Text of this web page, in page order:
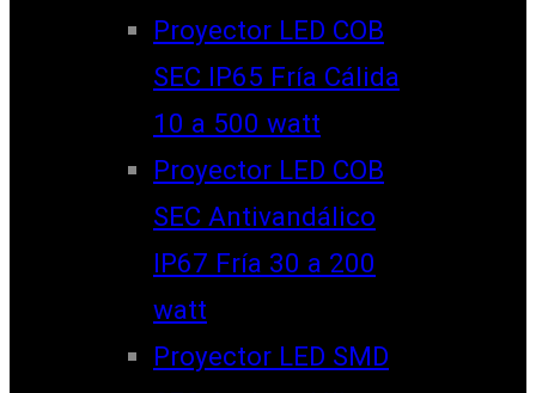
Proyector LED COB
SEC IP65 Fría Cálida
10 a 500 watt
Proyector LED COB
SEC Antivandálico
IP67 Fría 30 a 200
watt
Proyector LED SMD